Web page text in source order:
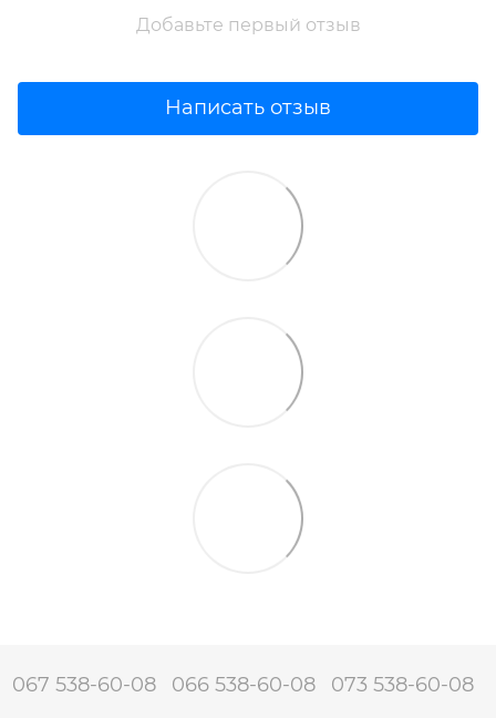
Добавьте первый отзыв
Написать отзыв
067 538-60-08 066 538-60-08 073 538-60-08